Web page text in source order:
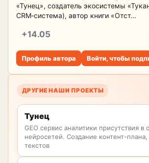
«Тунец», создатель экосистемы
CRM‑система), автор книги «Отст...
+14.05
Профиль автора Войти, чтобы
ДРУГИЕ НАШИ ПРОЕКТЫ
Тунец
GEO сервис аналитики присутствия в
нейросетей. Создание контент-
текстов